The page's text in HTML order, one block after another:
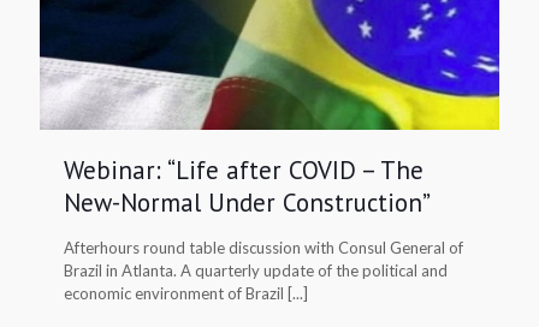
Webinar: “Life after COVID – The
New-Normal Under Construction”
Afterhours round table discussion with Consul General of
Brazil in Atlanta. A quarterly update of the political and
economic environment of Brazil [...]